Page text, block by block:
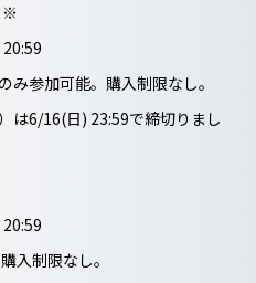
※
み参加可能。購入制限なし。
は6/16(日) 23:59で締切りまし
入制限なし。